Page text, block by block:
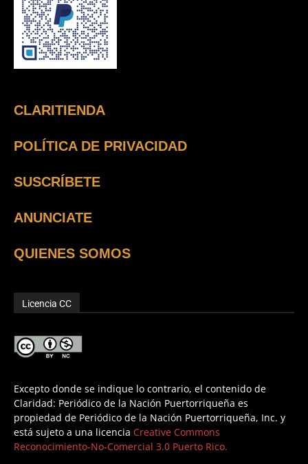
CLARITIENDA
POLÍTICA DE PRIVACIDAD
SUSCRÍBETE
ANUNCIATE
QUIENES SOMOS
Licencia CC
Excepto donde se indique lo contrario, el contenido de
Claridad: Periódico de la Nación Puertorriqueña es
propiedad de Periódico de la Nación Puertorriqueña, Inc. y
está sujeto a una licencia Creative Commons
Reconocimiento-No-Comercial 3.0 Puerto Rico.